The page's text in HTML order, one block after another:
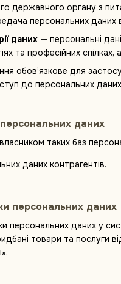
державного органу з
персональних даних
даних — персональні
та професійних
обов’язкове для
до персональних даних
даних
таких баз
даних контрагентів.
персональних даних
персональних даних у
товари та послуги